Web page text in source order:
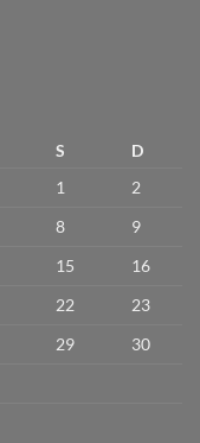
S
D
1
2
8
9
15
16
22
23
29
30